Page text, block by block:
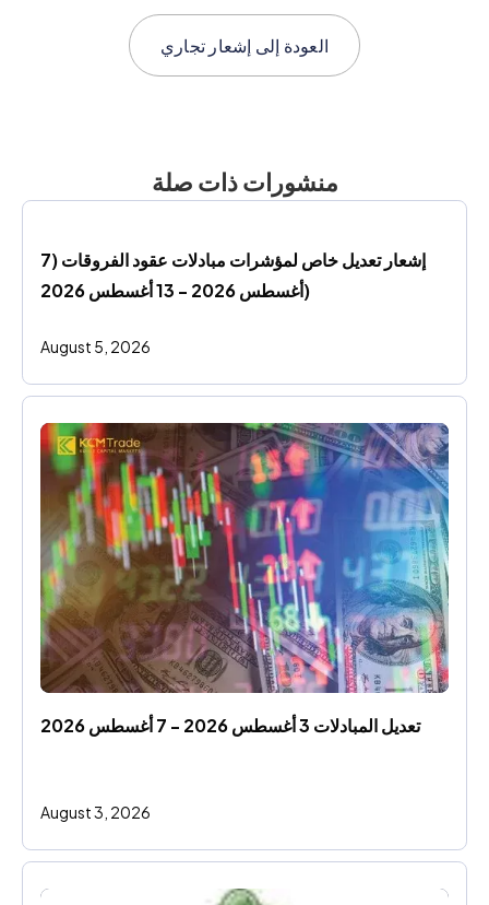
العودة إلى إشعار تجاري
منشورات ذات صلة
إشعار تعديل خاص لمؤشرات مبادلات عقود الفروقات (7
أغسطس 2026 - 13 أغسطس 2026)
August 5, 2026
تعديل المبادلات 3 أغسطس 2026 - 7 أغسطس 2026
August 3, 2026